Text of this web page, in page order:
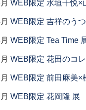
WEB限定 水垣千悦×
WEB限定 吉祥のう
WEB限定 Tea Time
WEB限定 花田のコ
WEB限定 前田麻美×
WEB限定 花岡隆 展